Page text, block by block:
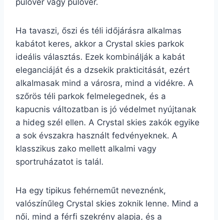
pulóver vagy pulóver.
Ha tavaszi, őszi és téli időjárásra alkalmas
kabátot keres, akkor a Crystal skies parkok
ideális választás. Ezek kombinálják a kabát
eleganciáját és a dzsekik prakticitását, ezért
alkalmasak mind a városra, mind a vidékre. A
szőrös téli parkok felmelegednek, és a
kapucnis változatban is jó védelmet nyújtanak
a hideg szél ellen. A Crystal skies zakók egyike
a sok évszakra használt fedvényeknek. A
klasszikus zako mellett alkalmi vagy
sportruházatot is talál.
Ha egy tipikus fehérneműt neveznénk,
valószínűleg Crystal skies zoknik lenne. Mind a
női, mind a férfi szekrény alapja, és a